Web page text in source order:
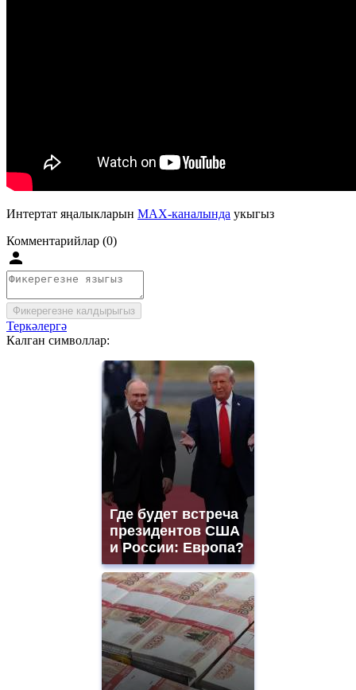
Интертат яңалыкларын MAX-каналында укыгыз
Комментарийлар (0)
Фикерегезне калдырыгыз
Теркәлергә
Калган символлар:
Где будет встреча
президентов США
и России: Европа?